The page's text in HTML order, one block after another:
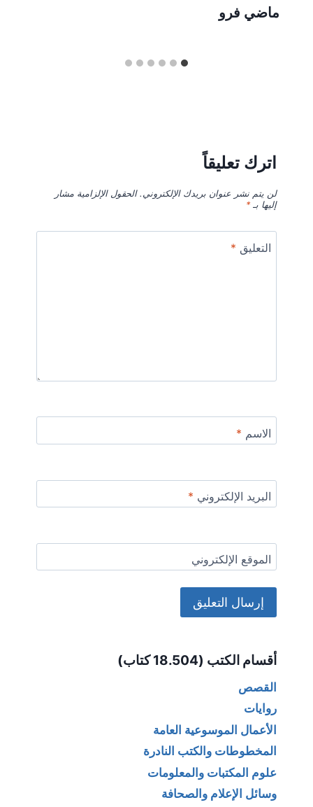
ماضي فرو
اترك تعليقاً
لن يتم نشر عنوان بريدك الإلكتروني. الحقول الإلزامية مشار
إليها بـ*
التعليق *
الاسم *
البريد الإلكتروني *
الموقع الإلكتروني
أقسام الكتب (18.504 كتاب)
القصص
روايات
الأعمال الموسوعية العامة
المخطوطات والكتب النادرة
علوم المكتبات والمعلومات
وسائل الإعلام والصحافة